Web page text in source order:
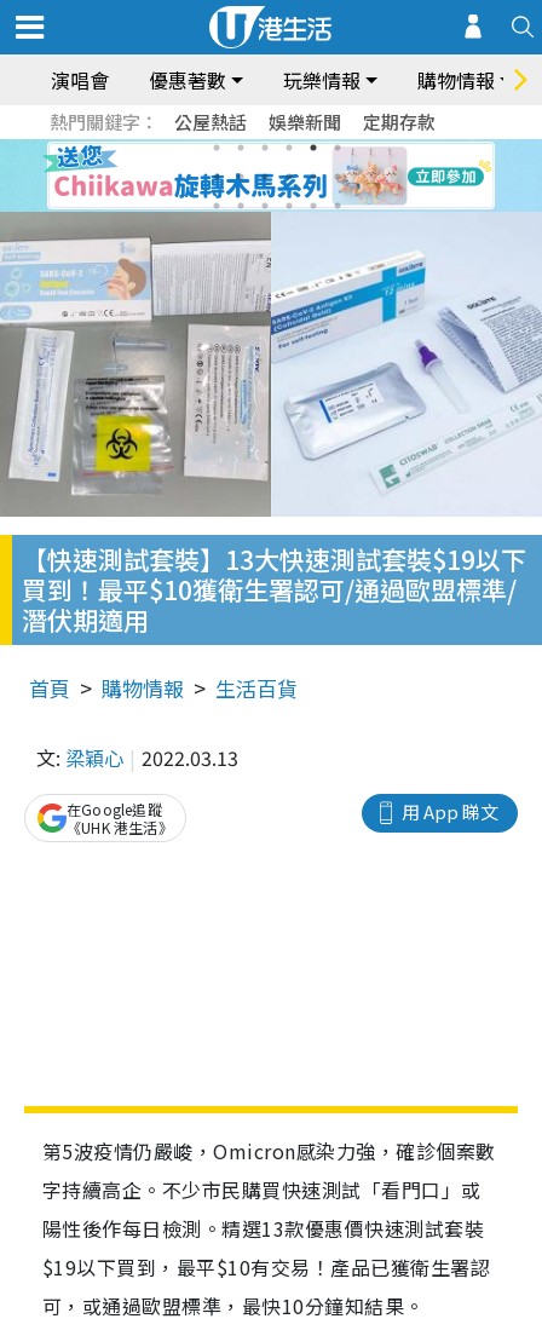
演唱會 優惠著數 玩樂情報 購物情報
熱門關鍵字： 公屋熱話 娛樂新聞 定期存款
【快速測試套裝】13大快速測試套裝$19以下
買到！最平$10獲衛生署認可/通過歐盟標準/
潛伏期適用
首頁 購物情報 生活百貨
文: 梁穎心 2022.03.13
用 App 睇文
在Google追蹤
《UHK 港生活》
第5波疫情仍嚴峻，Omicron感染力強，確診個案數
字持續高企。不少市民購買快速測試「看門口」或
陽性後作每日檢測。精選13款優惠價快速測試套裝
$19以下買到，最平$10有交易！產品已獲衛生署認
可，或通過歐盟標準，最快10分鐘知結果。